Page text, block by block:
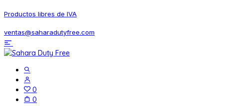
Productos libres de IVA
ventas@saharadutyfree.com
0
0